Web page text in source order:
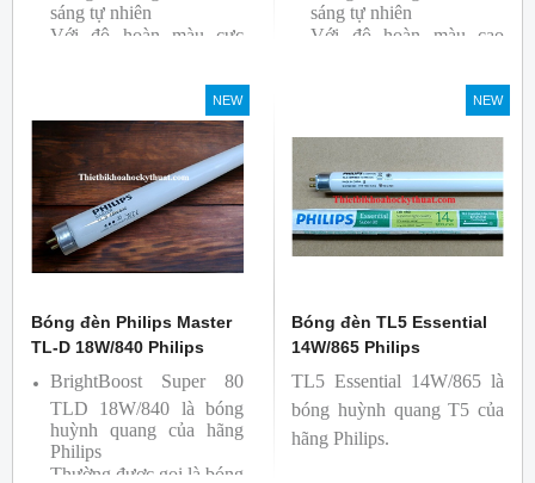
sáng tự nhiên
Với độ hoàn màu cực
Sản phẩm được sản xuất
bởi hãng Philips, xuất xứ
Ba lan
sáng tự nhiên
Với độ hoàn màu cao
Sản phẩm được sản xuất
NEW
Bóng đèn Philips Master
TL-D 18W/840 Philips
BrightBoost Super 80
TLD 18W/840 là bóng
huỳnh quang của hãng
Philips
Thường được gọi là bóng
NEW
Bóng đèn TL5 Essential
14W/865 Philips
TL5 Essential 14W/865 là
bóng huỳnh quang T5 của
hãng Philips.